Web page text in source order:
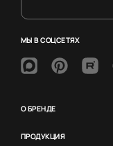
МЫ В СОЦСЕТЯХ
О БРЕНДЕ
ПРОДУКЦИЯ